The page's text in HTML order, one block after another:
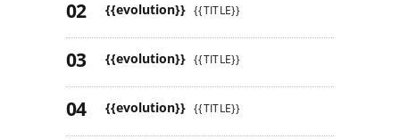
{{evolution}} {{TITLE}}
{{evolution}} {{TITLE}}
{{evolution}} {{TITLE}}